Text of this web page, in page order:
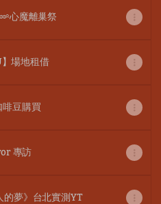
心魔離巢祭
】場地租借
啡豆購買
專訪
夢》台北實測YT